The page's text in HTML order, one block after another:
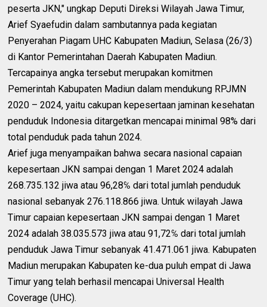
peserta JKN," ungkap Deputi Direksi Wilayah Jawa Timur,
Arief Syaefudin dalam sambutannya pada kegiatan
Penyerahan Piagam UHC Kabupaten Madiun, Selasa (26/3)
di Kantor Pemerintahan Daerah Kabupaten Madiun.
Tercapainya angka tersebut merupakan komitmen
Pemerintah Kabupaten Madiun dalam mendukung RPJMN
2020 – 2024, yaitu cakupan kepesertaan jaminan kesehatan
penduduk Indonesia ditargetkan mencapai minimal 98% dari
total penduduk pada tahun 2024.
Arief juga menyampaikan bahwa secara nasional capaian
kepesertaan JKN sampai dengan 1 Maret 2024 adalah
268.735.132 jiwa atau 96,28℅ dari total jumlah penduduk
nasional sebanyak 276.118.866 jiwa. Untuk wilayah Jawa
Timur capaian kepesertaan JKN sampai dengan 1 Maret
2024 adalah 38.035.573 jiwa atau 91,72℅ dari total jumlah
penduduk Jawa Timur sebanyak 41.471.061 jiwa. Kabupaten
Madiun merupakan Kabupaten ke-dua puluh empat di Jawa
Timur yang telah berhasil mencapai Universal Health
Coverage (UHC).